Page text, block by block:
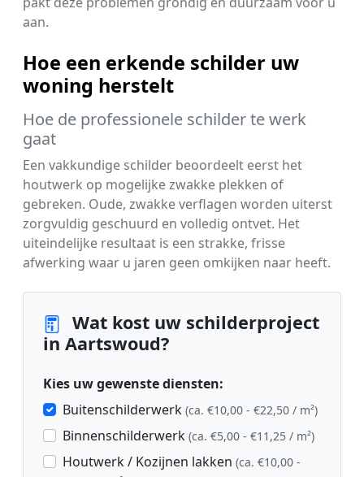
aan.
Hoe een erkende schilder uw
woning herstelt
Hoe de professionele schilder te werk
gaat
Een vakkundige schilder beoordeelt eerst het
houtwerk op mogelijke zwakke plekken of
gebreken. Oude, zwakke verflagen worden uiterst
zorgvuldig geschuurd en volledig ontvet. Het
uiteindelijke resultaat is een strakke, frisse
afwerking waar u jaren geen omkijken naar heeft.
Wat kost uw schilderproject
in Aartswoud?
Kies uw gewenste diensten:
Buitenschilderwerk (ca. €10,00 - €22,50 / m²)
Binnenschilderwerk (ca. €5,00 - €11,25 / m²)
Houtwerk / Kozijnen lakken (ca. €10,00 -